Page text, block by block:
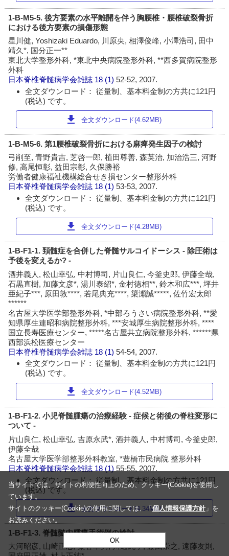
1-B-M5-5. 後方要素の水平離開を伴う胸腰椎・腰椎破裂骨折
における後方要素の損傷形態
星川健, Yoshizaki Eduardo, 川原央, 相澤俊峰, 小澤浩司, 田中
靖久*, 国分正一**
東北大学整形外科, *東北中央病院整形外科, **西多賀病院整形
外科
日本脊椎脊髄病学会雑誌 18 (1)52-52, 2007.
全文ダウンロード： 従量制、基本料金制の方共に121円
(税込) です。
download 全文ダウンロード(4.62MB)
1-B-M5-6. 第1腰椎破裂骨折における麻痺発生因子の検討
弓削至, 青野貴吉, 芝啓一郎, 植田尊善, 森英治, 加治浩三, 河野
修, 高尾恒彰, 益田宗彰, 久保勝裕
労働者健康福祉機構総合せき損センター整形外科
日本脊椎脊髄病学会雑誌 18 (1)53-53, 2007.
全文ダウンロード： 従量制、基本料金制の方共に121円
(税込) です。
download 全文ダウンロード(4.28MB)
1-B-F1-1. 頚髄症を合併した脊髄サルコイドーシス - 除圧術は
予後を変えるか? -
酒井義人, 松山幸弘, 中村博司, 片山良仁, 今釜史郎, 伊藤全哉,
石黒直樹, 加藤文彦*, 湯川泰紹*, 金村徳相**, 鈴木和広***, 坪井
亜紀子***, 原田敦****, 若尾典充****, 簗瀬誠*****, 佐竹宏太郎
******
名古屋大学医学部整形外科, *中部ろうさい病院整形外科, **愛
知県厚生連昭和病院整形外科, ***安城厚生病院整形外科, ****
国立長寿医療センター, *****名古屋共立病院整形外科, ******県
西部浜松医療センター
日本脊椎脊髄病学会雑誌 18 (1)54-54, 2007.
全文ダウンロード： 従量制、基本料金制の方共に121円
(税込) です。
download 全文ダウンロード(4.52MB)
1-B-F1-2. 小児脊髄腫瘍の治療経験 - 症候と術後の脊柱変形に
ついて -
片山良仁, 松山幸弘, 吉原永武*, 酒井義人, 中村博司, 今釜史郎,
伊藤全哉
名古屋大学医学部整形外科教室, *豊橋市民病院 整形外科
日本脊椎脊髄病学会雑誌 18 (1)55-55, 2007.
全文ダウンロード： 従量制、基本料金制の方共に121円
(税込) です。
download 全文ダウンロード(4.34MB)
1-B-F1-3. 脊髄髄内腫瘍手術例の検討
大河昭彦, 山崎正志, 染谷幸男, 川辺純子, 藤由崇之, 遠藤友則,
当サイトでは、サイトの利便性向上のため、クッキー(Cookie)を使用し
ています。
サイトのクッキー(Cookie)の使用に関しては、「個人情報保護方針」を
お読みください。
OK